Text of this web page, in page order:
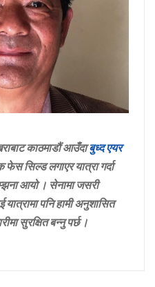
काठमाडौं आउँदाबुध्द एयर
सिल्ड लगाएर यात्रा गर्दा
आयो । सेनामा जसरी
पनि हामी अनुशासित
सुरक्षित बन्नु पर्छ ।